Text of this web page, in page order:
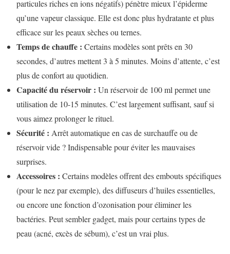
particules riches en ions négatifs) pénètre mieux l’épiderme
qu’une vapeur classique. Elle est donc plus hydratante et plus
efficace sur les peaux sèches ou ternes.
Temps de chauffe : Certains modèles sont prêts en 30
secondes, d’autres mettent 3 à 5 minutes. Moins d’attente, c’est
plus de confort au quotidien.
Capacité du réservoir : Un réservoir de 100 ml permet une
utilisation de 10-15 minutes. C’est largement suffisant, sauf si
vous aimez prolonger le rituel.
Sécurité : Arrêt automatique en cas de surchauffe ou de
réservoir vide ? Indispensable pour éviter les mauvaises
surprises.
Accessoires : Certains modèles offrent des embouts spécifiques
(pour le nez par exemple), des diffuseurs d’huiles essentielles,
ou encore une fonction d’ozonisation pour éliminer les
bactéries. Peut sembler gadget, mais pour certains types de
peau (acné, excès de sébum), c’est un vrai plus.